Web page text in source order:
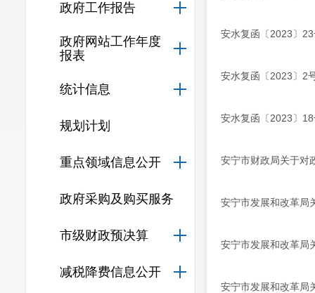
政府工作报告
政府网站工作年度
报表
统计信息
规划计划
重点领域信息公开
政府采购及购买服务
市级财政预决算
减税降费信息公开
安水复函〔2023〕
安水复函〔2023〕2
安水复函〔2023〕
安宁市财政局关于对
安宁市发展和改革局
安宁市发展和改革局
安宁市发展和改革局